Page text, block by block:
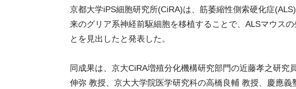
京都大学iPS細胞研究所(CiRA)は、筋萎縮性側索硬化症
来のグリア系神経前駆細胞を移植することで、ALSマウス
とを見出したと発表した。
同成果は、京大CiRA増殖分化機構研究部門の近藤孝之研究
伸弥 教授、京大大学院医学研究科の高橋良輔 教授、慶應